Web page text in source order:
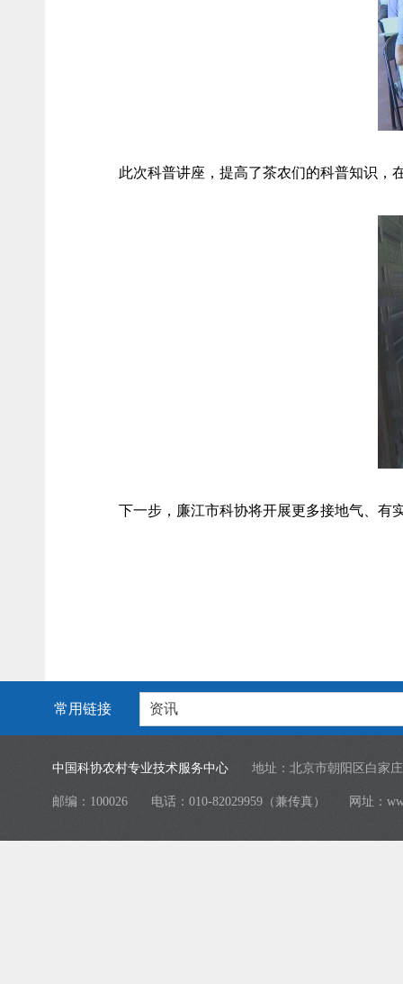
此次科普讲座，提高了茶农们的科普知识，
下一步，廉江市科协将开展更多接地气、有
常用链接 资讯
中国科协农村专业技术服务中心 地址：北京市朝阳区白家
邮编：100026 电话：010-82029959（兼传真） 网址：